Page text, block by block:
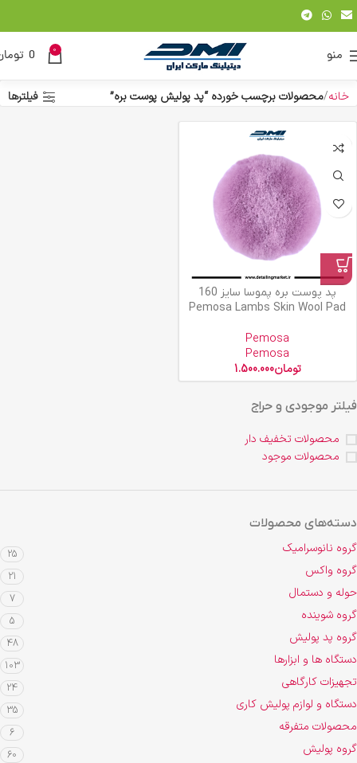
منو 0
0
فیلتر موجودی و حراج
محصولات تخفیف دار
محصولات موجود
دسته‌های محصولات
گروه نانوسرامیک 25
گروه واکس 21
حوله و دستمال 7
گروه شوینده 5
گروه پد پولیش 48
دستگاه ها و ابزارها 103
تجهیزات کارگاهی 24
دستگاه و لوازم پولیش کاری 35
محصولات متفرقه 6
گروه پولیش 60
خانه محصولات برچسب خورده “پد پولیش پوست بره” فیلترها
پد پوست بره پموسا سایز 160
Pemosa Lambs Skin Wool Pad
Pemosa
Pemosa
تومان1.500.000